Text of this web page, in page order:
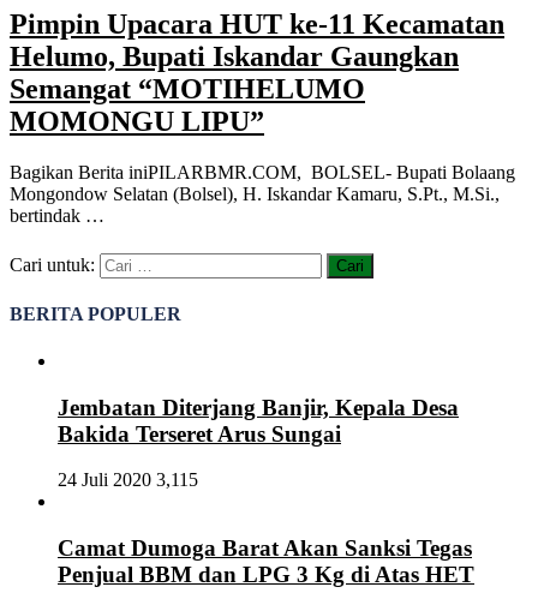
Pimpin Upacara HUT ke-11 Kecamatan
Helumo, Bupati Iskandar Gaungkan
Semangat “MOTIHELUMO
MOMONGU LIPU”
Bagikan Berita iniPILARBMR.COM, BOLSEL- Bupati Bolaang
Mongondow Selatan (Bolsel), H. Iskandar Kamaru, S.Pt., M.Si.,
bertindak …
Cari untuk:
BERITA POPULER
Jembatan Diterjang Banjir, Kepala Desa
Bakida Terseret Arus Sungai
24 Juli 2020 3,115
Camat Dumoga Barat Akan Sanksi Tegas
Penjual BBM dan LPG 3 Kg di Atas HET